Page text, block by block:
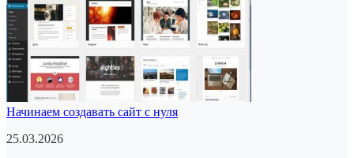
Начинаем создавать сайт с нуля
25.03.2026